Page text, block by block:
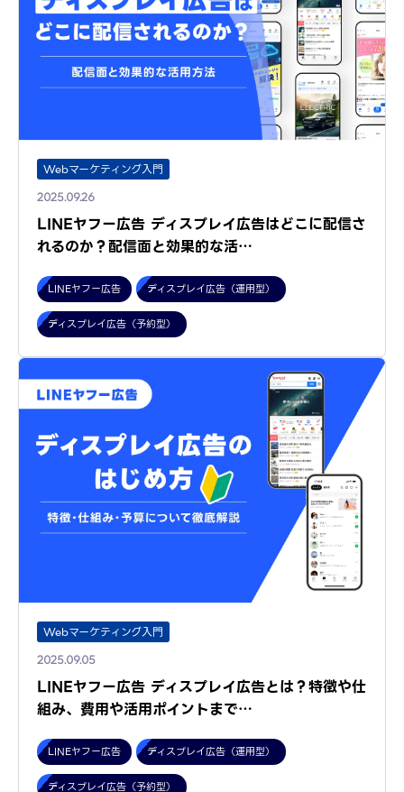
Webマーケティング入門
2025.09.26
LINEヤフー広告 ディスプレイ広告はどこに配信さ
れるのか？配信面と効果的な活…
LINEヤフー広告 ディスプレイ広告（運用型）
ディスプレイ広告（予約型）
Webマーケティング入門
2025.09.05
LINEヤフー広告 ディスプレイ広告とは？特徴や仕
組み、費用や活用ポイントまで…
LINEヤフー広告 ディスプレイ広告（運用型）
ディスプレイ広告（予約型）